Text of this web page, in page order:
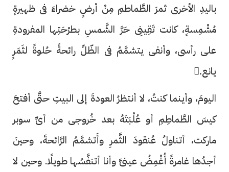
باليدِ الأخرى ثمرَ الطَّماطمِ مِنْ أرضٍ خضراءَ فى ظهيرةٍ
مُشْمِسةٍ، كانت تَقِينِى حَرَّ الشَّمسِ بطرْحَتِها المفرودةِ
على رأسى، وأنفى يتشمَّمُ فى الظّلِّ رائحةً حُلوةً لثَمَرٍ
يانع.ٍ
اليومَ، وأينما كنتُ، لا أنتظرُ العودةَ إلى البيتِ حتَّى أفتحَ
كيسَ الطَّماطِمِ أو عُلْبَتَهُ بعد خُروجى من أىِّ سوبر
ماركت، أتناولُ عُنقودَ الثَّمرِ وأَتشمَّمُ الرَّائحةَ، وحينَ
أجدُها غامرةً أُغْمِضُ عينىَّ وأنا أتنفَّسُها طويلًا. وحين لا